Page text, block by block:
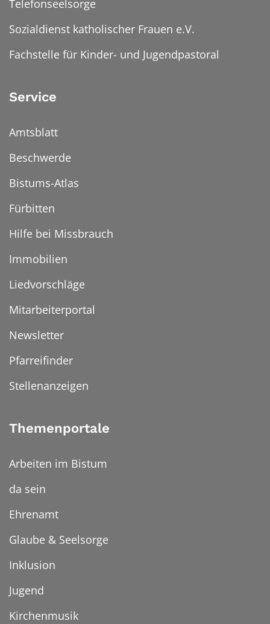
Telefonseelsorge
Sozialdienst katholischer Frauen e.V.
Fachstelle für Kinder- und Jugendpastoral
Service
Amtsblatt
Beschwerde
Bistums-Atlas
Fürbitten
Hilfe bei Missbrauch
Immobilien
Liedvorschläge
Mitarbeiterportal
Newsletter
Pfarreifinder
Stellenanzeigen
Themenportale
Arbeiten im Bistum
da sein
Ehrenamt
Glaube & Seelsorge
Inklusion
Jugend
Kirchenmusik